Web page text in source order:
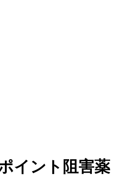
イント阻害薬